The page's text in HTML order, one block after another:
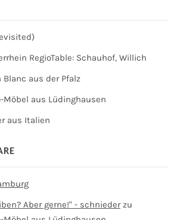
RegioTable: Schauhof, Willich
aus der Pfalz
aus Lüdinghausen
aus Italien
Aber gerne!" - schniederzu